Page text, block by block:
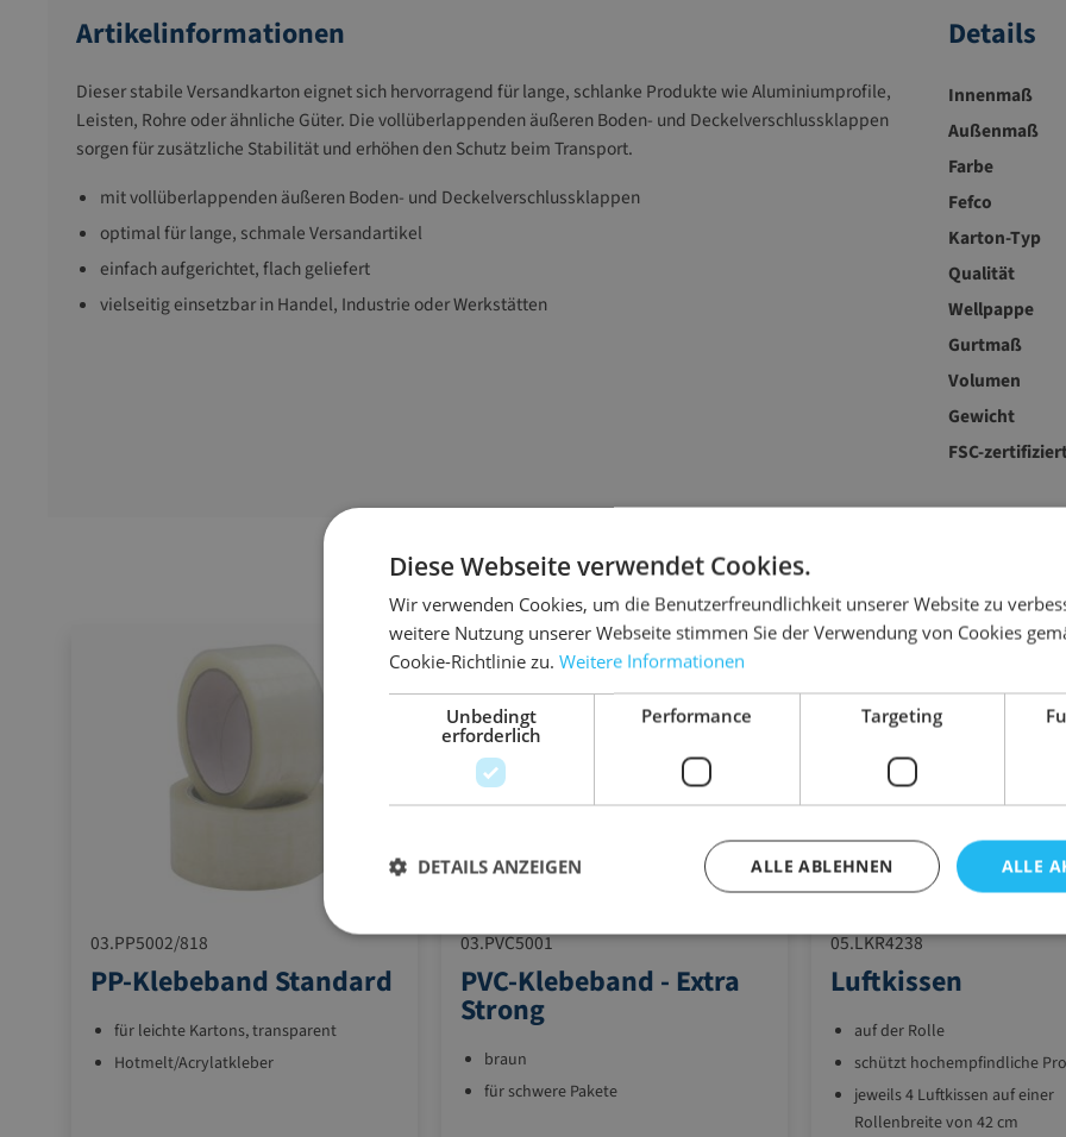
Artikelinformationen
Dieser stabile Versandkarton eignet sich hervorragend für lange, schlanke Produkte wie Aluminiumprofile,
Leisten, Rohre oder ähnliche Güter. Die vollüberlappenden äußeren Boden- und Deckelverschlussklappen
sorgen für zusätzliche Stabilität und erhöhen den Schutz beim Transport.
mit vollüberlappenden äußeren Boden- und Deckelverschlussklappen
optimal für lange, schmale Versandartikel
einfach aufgerichtet, flach geliefert
vielseitig einsetzbar in Handel, Industrie oder Werkstätten
Details
Innenmaß
Außenmaß
Farbe
Fefco
Karton-Typ
Qualität
Wellpappe
Gurtmaß
Volumen
Gewicht
FSC-
Zubehör-Artikel
03.PP5002/818
PP-Klebeband Standard
für leichte Kartons, transparent
Hotmelt/Acrylatkleber
03.PVC5001
PVC-Klebeband - Extra
Strong
braun
für schwere Pakete
05.LKR4238
Luftkissen
auf der Rolle
schützt hochempfindliche
jeweils 4 Luftkissen auf einer
Rollenbreite von 42 cm
Diese Webseite verwendet Cookies.
Wir verwenden Cookies, um die Benutzerfreundlichkeit unserer Website zu
weitere Nutzung unserer Webseite stimmen Sie der Verwendung von Cookies
Cookie-Richtlinie zu. Weitere Informationen
Unbedingt
erforderlich
Performance Targeting
ALLE
ALLE ABLEHNEN
DETAILS ANZEIGEN